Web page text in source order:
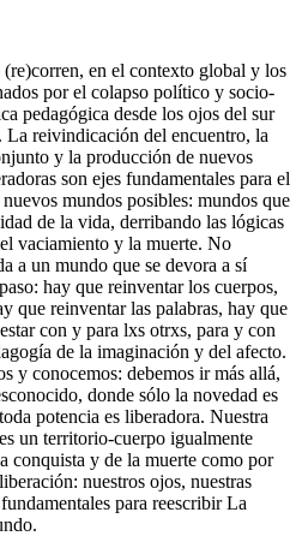
en el contexto global y los
por el colapso político y socio-
pedagógica desde los ojos del sur
La reivindicación del encuentro, la
y la producción de nuevos
son ejes fundamentales para el
mundos posibles: mundos que
de la vida, derribando las lógicas
vaciamiento y la muerte. No
a un mundo que se devora a sí
hay que reinventar los cuerpos,
que reinventar las palabras, hay que
con y para lxs otrxs, para y con
de la imaginación y del afecto.
y conocemos: debemos ir más allá,
donde sólo la novedad es
potencia es liberadora. Nuestra
un territorio-cuerpo igualmente
conquista y de la muerte como por
nuestros ojos, nuestras
para reescribir La